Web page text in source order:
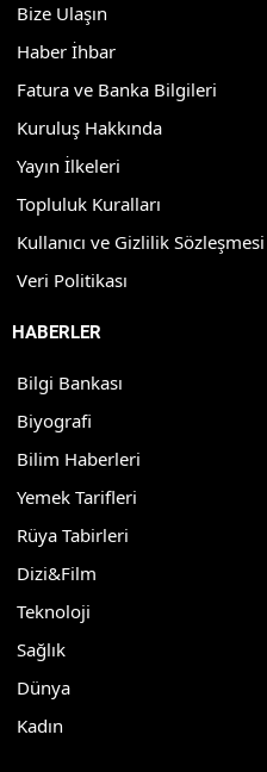
Bize Ulaşın
Haber İhbar
Fatura ve Banka Bilgileri
Kuruluş Hakkında
Yayın İlkeleri
Topluluk Kuralları
Kullanıcı ve Gizlilik Sözleşmesi
Veri Politikası
HABERLER
Bilgi Bankası
Biyografi
Bilim Haberleri
Yemek Tarifleri
Rüya Tabirleri
Dizi&Film
Teknoloji
Sağlık
Dünya
Kadın